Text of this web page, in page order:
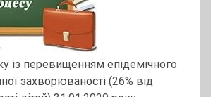
із перевищенням епідемічного
захворюваності (26% від